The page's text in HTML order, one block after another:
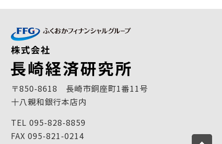
〒850-8618 長崎市銅座町1番11号
十八親和銀行本店内
TEL 095-828-8859
FAX 095-821-0214